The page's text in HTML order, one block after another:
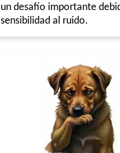
un desafío importante
sensibilidad al ruido.